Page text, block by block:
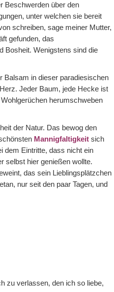
Beschwerden über den
unter welchen sie bereit
schreiben, sage meiner Mutter,
gefunden, das
Bosheit. Wenigstens sind die
Balsam in dieser paradiesischen
Jeder Baum, jede Hecke ist
herumschweben
der Natur. Das bewog den
Mannigfaltigkeit sich
dem Eintritte, dass nicht ein
selbst hier genießen wollte.
das sein Lieblingsplätzchen
nur seit den paar Tagen, und
zu verlassen, den ich so liebe,